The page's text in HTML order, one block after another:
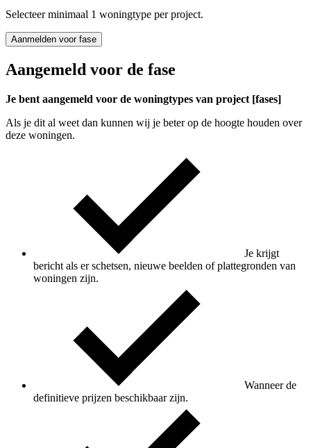
Selecteer minimaal 1 woningtype per project.
Aanmelden voor fase
Aangemeld voor de fase
Je bent aangemeld voor de woningtypes van project [fases]
Als je dit al weet dan kunnen wij je beter op de hoogte houden over
deze woningen.
Je krijgt
bericht als er schetsen, nieuwe beelden of plattegronden van
woningen zijn.
Wanneer de
definitieve prijzen beschikbaar zijn.